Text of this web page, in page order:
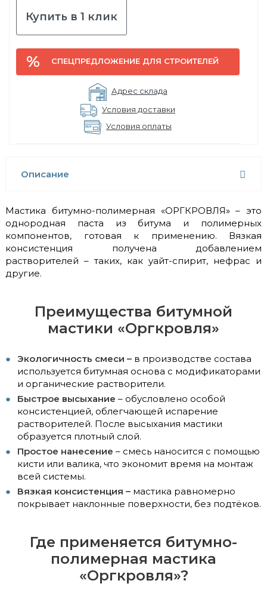
Купить в 1 клик
СПЕЦПРЕДЛОЖЕНИЕ ДЛЯ СТРОИТЕЛЕЙ
Адрес склада
Условия доставки
Условия оплаты
Описание
Мастика битумно-полимерная «ОРГКРОВЛЯ» – это
однородная паста из битума и полимерных
компонентов, готовая к применению. Вязкая
консистенция получена добавлением
растворителей – таких, как уайт-спирит, нефрас и
другие.
Преимущества битумной
мастики «Оргкровля»
Экологичность смеси – в производстве состава
используется битумная основа с модификаторами
и органические растворители.
Быстрое высыхание – обусловлено особой
консистенцией, облегчающей испарение
растворителей. После высыхания мастики
образуется плотный слой.
Простое нанесение – смесь наносится с помощью
кисти или валика, что экономит время на монтаж
всей системы.
Вязкая консистенция – мастика равномерно
покрывает наклонные поверхности, без подтёков.
Где применяется битумно-
полимерная мастика
«Оргкровля»?